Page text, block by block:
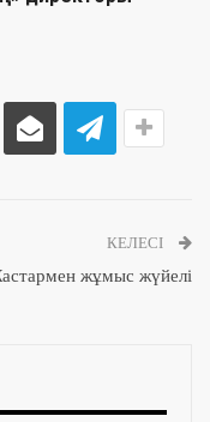
КЕЛЕСІ
жұмыс жүйелі